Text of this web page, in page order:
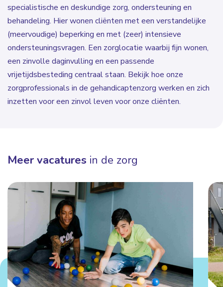
specialistische en deskundige zorg, ondersteuning en
behandeling. Hier wonen cliënten met een verstandelijke
(meervoudige) beperking en met (zeer) intensieve
ondersteuningsvragen. Een zorglocatie waarbij fijn wonen,
een zinvolle daginvulling en een passende
vrijetijdsbesteding centraal staan. Bekijk hoe onze
zorgprofessionals in de gehandicaptenzorg werken en zich
inzetten voor een zinvol leven voor onze cliënten.
Meer vacatures in de zorg